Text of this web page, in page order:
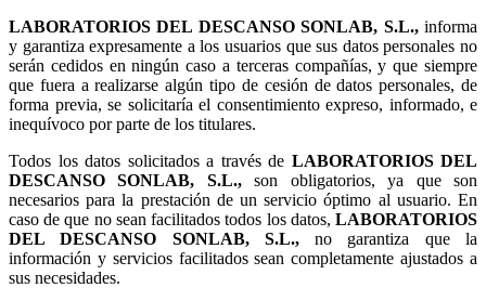
LABORATORIOS DEL DESCANSO SONLAB, S.L.,informa
y garantiza expresamente a los usuarios que sus datos personales no
serán cedidos en ningún caso a terceras compañías, y que siempre
que fuera a realizarse algún tipo de cesión de datos personales, de
forma previa, se solicitaría el consentimiento expreso, informado, e
inequívoco por parte de los titulares.
Todos los datos solicitados a través de LABORATORIOS DEL
DESCANSO SONLAB, S.L.,son obligatorios, ya que son
necesarios para la prestación de un servicio óptimo al usuario. En
caso de que no sean facilitados todos los datos, LABORATORIOS
DEL DESCANSO SONLAB, S.L.,no garantiza que la
información y servicios facilitados sean completamente ajustados a
sus necesidades.